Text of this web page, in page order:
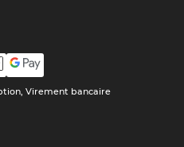
Virement bancaire